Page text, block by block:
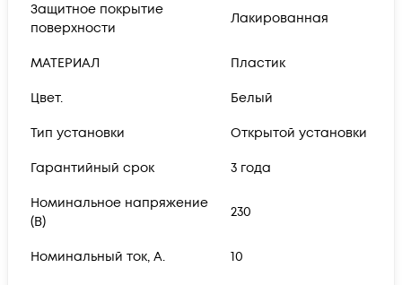
Защитное покрытие
поверхности
Лакированная
МАТЕРИАЛ Пластик
Цвет. Белый
Тип установки Открытой установки
Гарантийный срок 3 года
Номинальное напряжение
(В)
230
Номинальный ток, А. 10